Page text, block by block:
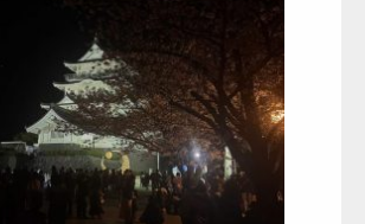
アドイン 自動設計 API